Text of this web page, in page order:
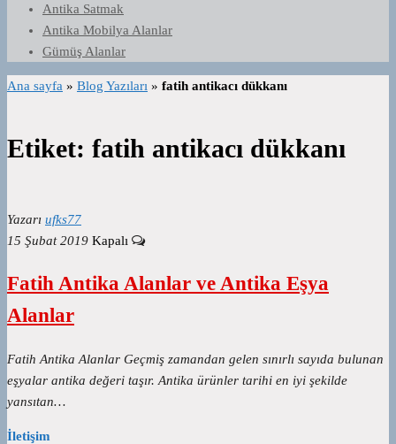
Antika Satmak
Antika Mobilya Alanlar
Gümüş Alanlar
Ana sayfa » Blog Yazıları » fatih antikacı dükkanı
Etiket: fatih antikacı dükkanı
Yazarı ufks77
15 Şubat 2019 Kapalı
Fatih Antika Alanlar ve Antika Eşya
Alanlar
Fatih Antika Alanlar Geçmiş zamandan gelen sınırlı sayıda bulunan
eşyalar antika değeri taşır. Antika ürünler tarihi en iyi şekilde
yansıtan…
İletişim